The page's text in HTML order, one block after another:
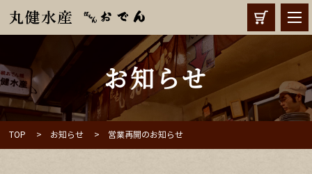
お知らせ
TOP お知らせ 営業再開のお知らせ